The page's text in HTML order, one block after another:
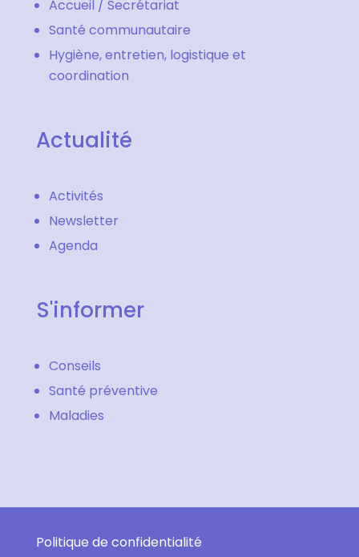
Accueil / Secrétariat
Santé communautaire
Hygiène, entretien, logistique et
coordination
Actualité
Activités
Newsletter
Agenda
S'informer
Conseils
Santé préventive
Maladies
Politique de confidentialité